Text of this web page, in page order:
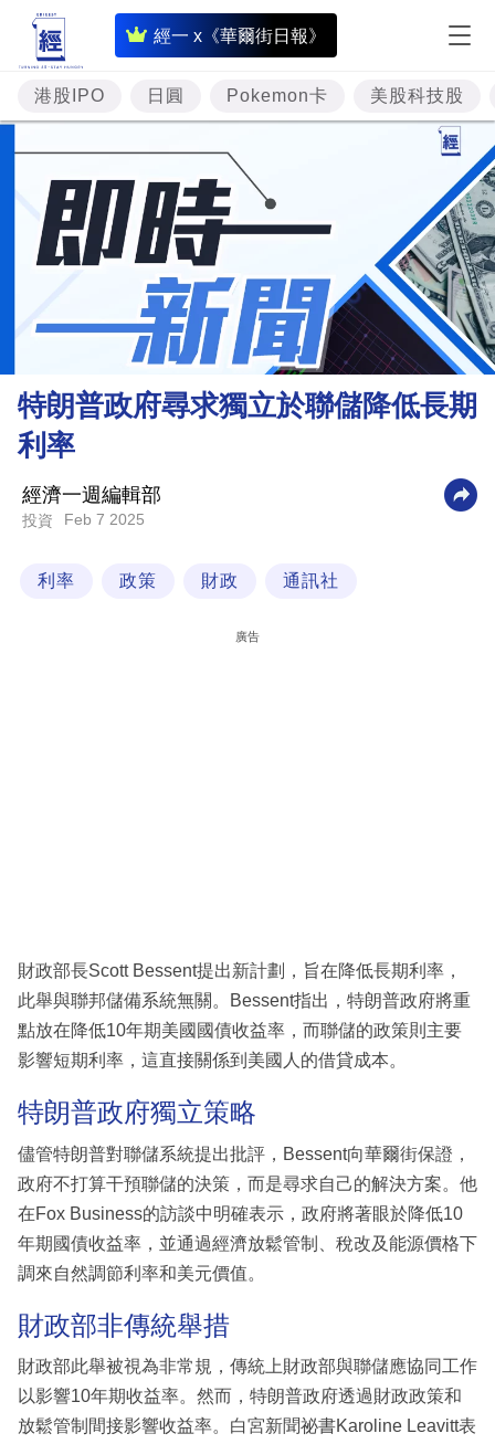
經一 x《華爾街日報》
即
時
財
經
專
題
投
資
樓
市
財
業
科
區
港股IPO 日圓 Pokemon卡 美股科技股
特朗普政府尋求獨立於聯儲降低長期
利率
經濟一週編輯部
投資 Feb 7 2025
利率 政策 財政 通訊社
廣告
財政部長Scott Bessent提出新計劃，旨在降低長期利率，
此舉與聯邦儲備系統無關。Bessent指出，特朗普政府將重
點放在降低10年期美國國債收益率，而聯儲的政策則主要
影響短期利率，這直接關係到美國人的借貸成本。
特朗普政府獨立策略
儘管特朗普對聯儲系統提出批評，Bessent向華爾街保證，
政府不打算干預聯儲的決策，而是尋求自己的解決方案。他
在Fox Business的訪談中明確表示，政府將著眼於降低10
年期國債收益率，並通過經濟放鬆管制、稅改及能源價格下
調來自然調節利率和美元價值。
財政部非傳統舉措
財政部此舉被視為非常規，傳統上財政部與聯儲應協同工作
以影響10年期收益率。然而，特朗普政府透過財政政策和
放鬆管制間接影響收益率。白宮新聞祕書Karoline Leavitt表